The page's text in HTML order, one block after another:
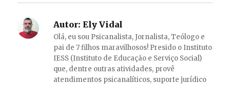
Autor: Ely Vidal
Olá, eu sou Psicanalista, Jornalista, Teólogo e
pai de 7 filhos maravilhosos! Presido o Instituto
IESS (Instituto de Educação e Serviço Social)
que, dentre outras atividades, provê
atendimentos psicanalíticos, suporte jurídico